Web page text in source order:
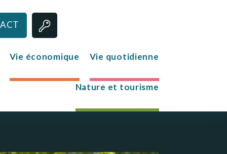
Vie économique Vie quotidienne
Nature et tourisme